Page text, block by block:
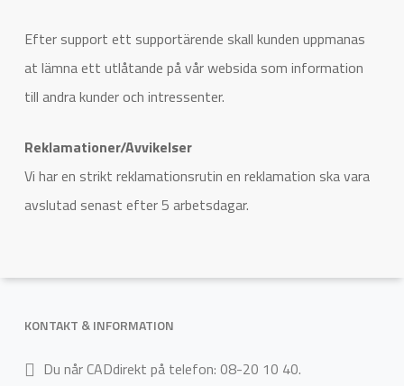
Efter support ett supportärende skall kunden uppmanas
at lämna ett utlåtande på vår websida som information
till andra kunder och intressenter.
Reklamationer/Avvikelser
Vi har en strikt reklamationsrutin en reklamation ska vara
avslutad senast efter 5 arbetsdagar.
KONTAKT & INFORMATION
Du når CADdirekt på telefon: 08-20 10 40.